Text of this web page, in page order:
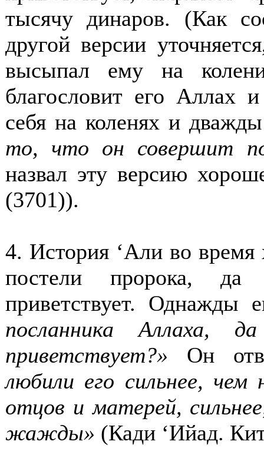
тысячу динаров. (Как
другой версии
высыпал ему на
благословит его Аллах
себя на коленях и
то, что он совершит
назвал эту версию
(3701)).
4. История ‘Али во
постели пророка,
приветствует. Однажды
посланника Аллаха,
приветствует?» Он
любили его сильнее,
отцов и матерей,
жажды» (Кади ‘Ийад.